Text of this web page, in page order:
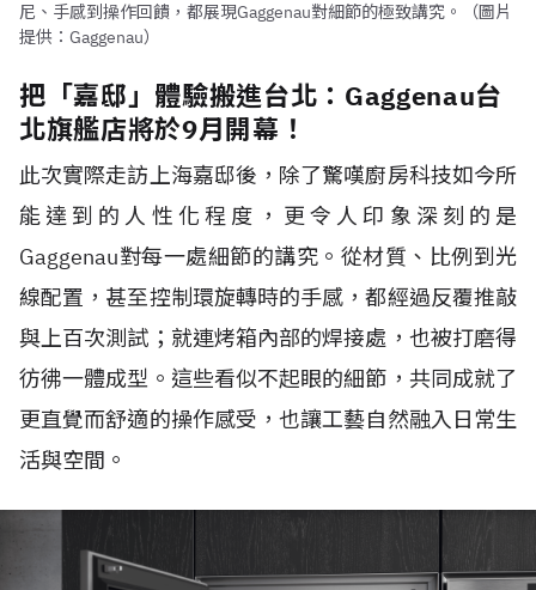
尼、手感到操作回饋，都展現Gaggenau對細節的極致講究。（圖片
提供：Gaggenau）
把「嘉邸」體驗搬進台北：Gaggenau台
北旗艦店將於9月開幕！
此次實際走訪上海嘉邸後，除了驚嘆廚房科技如今所
能達到的人性化程度，更令人印象深刻的是
Gaggenau對每一處細節的講究。從材質、比例到光
線配置，甚至控制環旋轉時的手感，都經過反覆推敲
與上百次測試；就連烤箱內部的焊接處，也被打磨得
彷彿一體成型。這些看似不起眼的細節，共同成就了
更直覺而舒適的操作感受，也讓工藝自然融入日常生
活與空間。